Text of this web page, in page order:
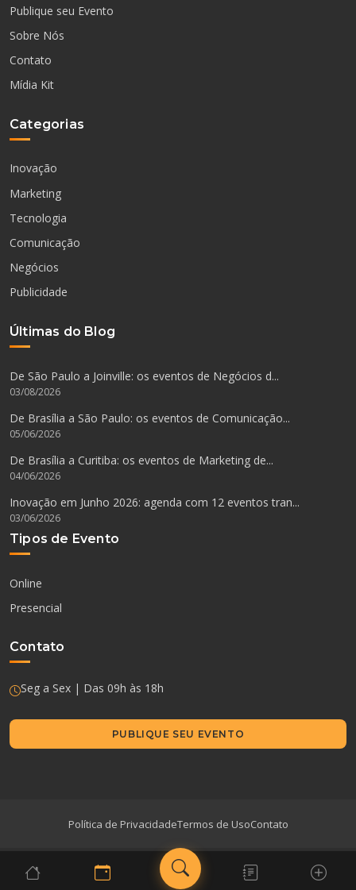
Publique seu Evento
Sobre Nós
Contato
Mídia Kit
Categorias
Inovação
Marketing
Tecnologia
Comunicação
Negócios
Publicidade
Últimas do Blog
De São Paulo a Joinville: os eventos de Negócios d...
03/08/2026
De Brasília a São Paulo: os eventos de Comunicação...
05/06/2026
De Brasília a Curitiba: os eventos de Marketing de...
04/06/2026
Inovação em Junho 2026: agenda com 12 eventos tran...
03/06/2026
Tipos de Evento
Online
Presencial
Contato
Seg a Sex | Das 09h às 18h
PUBLIQUE SEU EVENTO
Política de PrivacidadeTermos de UsoContato